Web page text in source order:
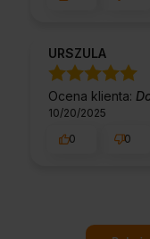
URSZULA
Ocena klienta:
10/20/2025
0
0